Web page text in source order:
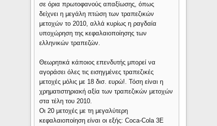
σε όρια πρωτοφανούς απαξίωσης, όπως
δείχνει η μεγάλη πτώση των τραπεζικών
μετοχών το 2010, αλλά κυρίως η ραγδαία
υποχώρηση της κεφαλαιοποίησης των
ελληνικών τραπεζών.
Θεωρητικά κάποιος επενδυτής μπορεί να
αγοράσει όλες τις εισηγμένες τραπεζικές
μετοχές μόλις με 18 δισ. ευρώ!. Τόση είναι η
χρηματιστηριακή αξία των τραπεζικών μετοχών
στα τέλη του 2010.
Οι 20 μετοχές με τη μεγαλύτερη
κεφαλαιοποίηση είναι οι εξής: Coca-Cola 3Ε